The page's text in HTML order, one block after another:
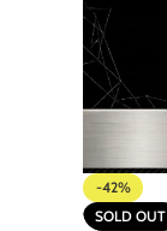
-42%
SOLD OUT